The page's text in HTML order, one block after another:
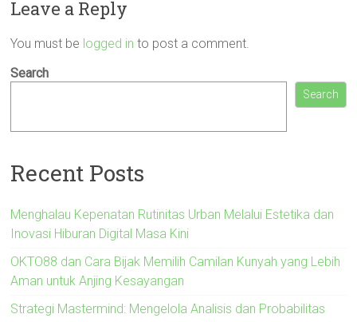
Leave a Reply
You must be logged in to post a comment.
Search
Search
Recent Posts
Menghalau Kepenatan Rutinitas Urban Melalui Estetika dan
Inovasi Hiburan Digital Masa Kini
OKTO88 dan Cara Bijak Memilih Camilan Kunyah yang Lebih
Aman untuk Anjing Kesayangan
Strategi Mastermind: Mengelola Analisis dan Probabilitas